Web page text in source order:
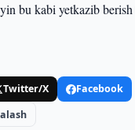
bu kabi yetkazib
Twitter/X
Facebook